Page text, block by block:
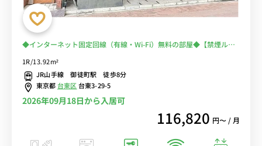
◆インターネット固定回線（有線・Wi-Fi）無料の部屋◆【禁煙ルー
ク＆便利な宅配BOX完備♪■佐竹商店街＆多慶屋で楽しいお買い物出
来ます！
1R/13.92m²
JR山手線 御徒町駅 徒歩8分
東京都台東区台東3-29-5
2026年09月18日から入居可
116,820 円〜 / 月